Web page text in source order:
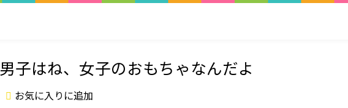
男子はね、女子のおもちゃなんだよ
お気に入りに追加